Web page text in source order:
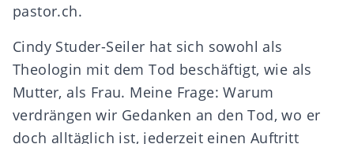
pastor.ch.
Cindy Studer-Seiler hat sich sowohl als
Theologin mit dem Tod beschäftigt, wie als
Mutter, als Frau. Meine Frage: Warum
verdrängen wir Gedanken an den Tod, wo er
doch alltäglich ist, jederzeit einen Auftritt